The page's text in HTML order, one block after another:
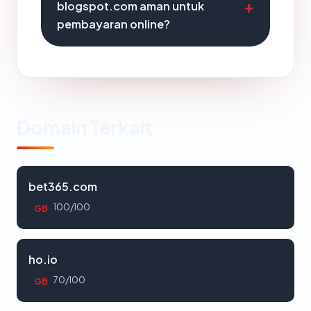
blogspot.com aman untuk
pembayaran online?
bet365.com
GB 100/100
ho.io
GB 70/100